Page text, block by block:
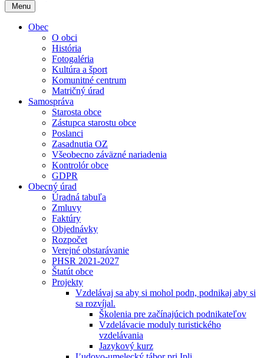
Menu
Obec
O obci
História
Fotogaléria
Kultúra a šport
Komunitné centrum
Matričný úrad
Samospráva
Starosta obce
Zástupca starostu obce
Poslanci
Zasadnutia OZ
Všeobecno záväzné nariadenia
Kontrolór obce
GDPR
Obecný úrad
Úradná tabuľa
Zmluvy
Faktúry
Objednávky
Rozpočet
Verejné obstarávanie
PHSR 2021-2027
Štatút obce
Projekty
Vzdelávaj sa aby si mohol podn, podnikaj aby si
sa rozvíjal.
Školenia pre začínajúcich podnikateľov
Vzdelávacie moduly turistického
vzdelávania
Jazykový kurz